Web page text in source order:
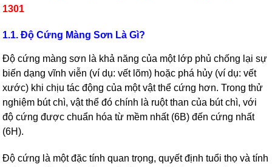
1301
1.1. Độ Cứng Màng Sơn Là Gì?
Độ cứng màng sơn là khả năng của một lớp phủ chống lại sự
biến dạng vĩnh viễn (ví dụ: vết lõm) hoặc phá hủy (ví dụ: vết
xước) khi chịu tác động của một vật thể cứng hơn. Trong thử
nghiệm bút chì, vật thể đó chính là ruột than của bút chì, với
độ cứng được chuẩn hóa từ mềm nhất (6B) đến cứng nhất
(6H).
Độ cứng là một đặc tính quan trọng, quyết định tuổi thọ và tính